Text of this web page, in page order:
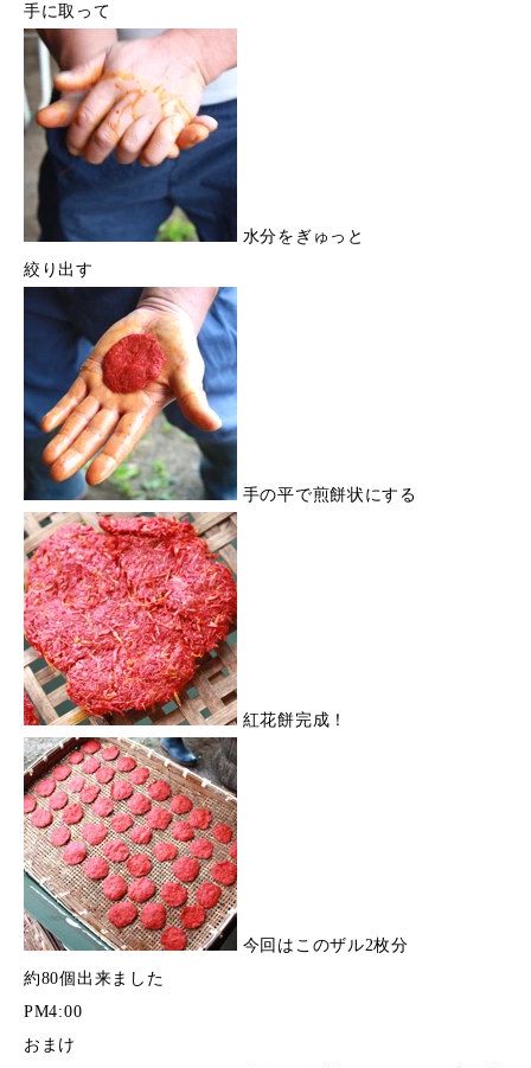
手に取って
水分をぎゅっと
絞り出す
手の平で煎餅状にする
紅花餅完成！
今回はこのザル2枚分
約80個出来ました
PM4:00
おまけ